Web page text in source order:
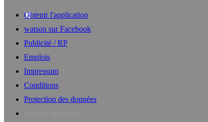
Obtenir l'application
watson sur Facebook
Publicité / RP
Emplois
Impressum
Conditions
Protection des données